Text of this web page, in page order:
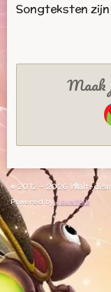
Songteksten
Maak
© 2012 - 2026 Walt-
Powered byJouwWeb